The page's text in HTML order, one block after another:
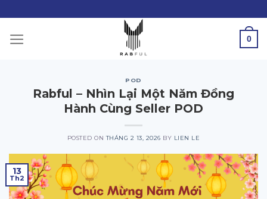
to
content
0
POD
Rabful – Nhìn Lại Một Năm Đồng
Hành Cùng Seller POD
POSTED ONTHÁNG 2 13, 2026 BY LIEN LE
13
Th2